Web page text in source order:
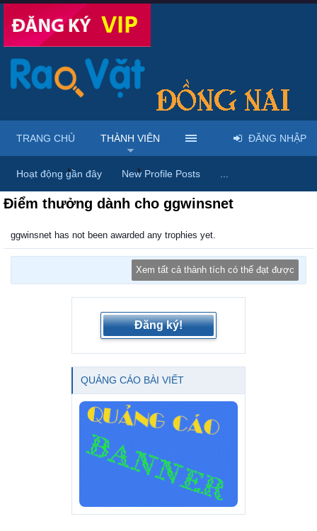
Trang chủ Thành viên ggwinsnet
Điểm thưởng dành cho ggwinsnet
ggwinsnet has not been awarded any trophies yet.
Xem tất cả thành tích có thể đạt được
Đăng ký!
QUẢNG CÁO BÀI VIẾT
TRANG CHỦ THÀNH VIÊN
Hoạt động gần đây New Profile Posts
ĐĂNG NHẬP